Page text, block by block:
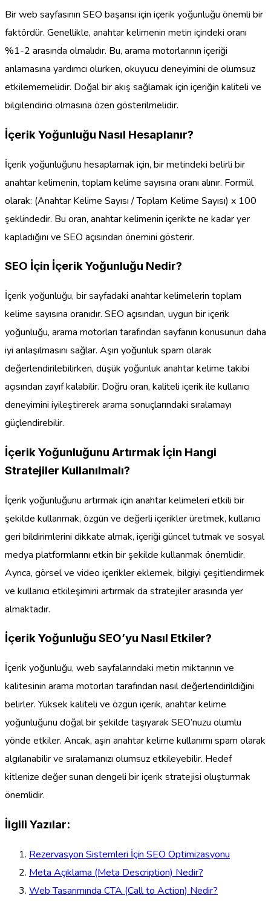
Bir web sayfasının SEO başarısı için içerik yoğunluğu önemli bir
faktördür. Genellikle, anahtar kelimenin metin içindeki oranı
%1-2 arasında olmalıdır. Bu, arama motorlarının içeriği
anlamasına yardımcı olurken, okuyucu deneyimini de olumsuz
etkilememelidir. Doğal bir akış sağlamak için içeriğin kaliteli ve
bilgilendirici olmasına özen gösterilmelidir.
İçerik Yoğunluğu Nasıl Hesaplanır?
İçerik yoğunluğunu hesaplamak için, bir metindeki belirli bir
anahtar kelimenin, toplam kelime sayısına oranı alınır. Formül
olarak: (Anahtar Kelime Sayısı / Toplam Kelime Sayısı) x 100
şeklindedir. Bu oran, anahtar kelimenin içerikte ne kadar yer
kapladığını ve SEO açısından önemini gösterir.
SEO İçin İçerik Yoğunluğu Nedir?
İçerik yoğunluğu, bir sayfadaki anahtar kelimelerin toplam
kelime sayısına oranıdır. SEO açısından, uygun bir içerik
yoğunluğu, arama motorları tarafından sayfanın konusunun daha
iyi anlaşılmasını sağlar. Aşırı yoğunluk spam olarak
değerlendirilebilirken, düşük yoğunluk anahtar kelime takibi
açısından zayıf kalabilir. Doğru oran, kaliteli içerik ile kullanıcı
deneyimini iyileştirerek arama sonuçlarındaki sıralamayı
güçlendirebilir.
İçerik Yoğunluğunu Artırmak İçin Hangi
Stratejiler Kullanılmalı?
İçerik yoğunluğunu artırmak için anahtar kelimeleri etkili bir
şekilde kullanmak, özgün ve değerli içerikler üretmek, kullanıcı
geri bildirimlerini dikkate almak, içeriği güncel tutmak ve sosyal
medya platformlarını etkin bir şekilde kullanmak önemlidir.
Ayrıca, görsel ve video içerikler eklemek, bilgiyi çeşitlendirmek
ve kullanıcı etkileşimini artırmak da stratejiler arasında yer
almaktadır.
İçerik Yoğunluğu SEO’yu Nasıl Etkiler?
İçerik yoğunluğu, web sayfalarındaki metin miktarının ve
kalitesinin arama motorları tarafından nasıl değerlendirildiğini
belirler. Yüksek kaliteli ve özgün içerik, anahtar kelime
yoğunluğunu doğal bir şekilde taşıyarak SEO’nuzu olumlu
yönde etkiler. Ancak, aşırı anahtar kelime kullanımı spam olarak
algılanabilir ve sıralamanızı olumsuz etkileyebilir. Hedef
kitlenize değer sunan dengeli bir içerik stratejisi oluşturmak
önemlidir.
İlgili Yazılar:
Rezervasyon Sistemleri İçin SEO Optimizasyonu
Meta Açıklama (Meta Description) Nedir?
Web Tasarımında CTA (Call to Action) Nedir?